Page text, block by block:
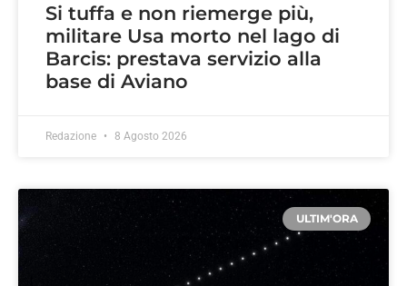
Si tuffa e non riemerge più,
militare Usa morto nel lago di
Barcis: prestava servizio alla
base di Aviano
Redazione 8 Agosto 2026
ULTIM'ORA